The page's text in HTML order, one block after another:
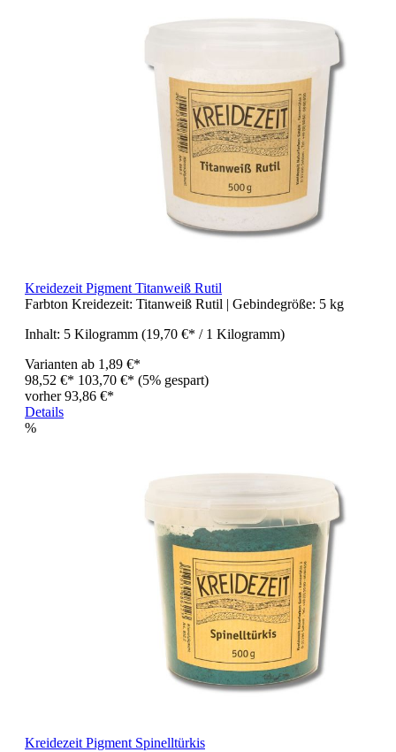
Kreidezeit Pigment Titanweiß Rutil
Farbton Kreidezeit: Titanweiß Rutil | Gebindegröße: 5 kg
Inhalt: 5 Kilogramm (19,70 €* / 1 Kilogramm)
Varianten ab 1,89 €*
98,52 €* 103,70 €* (5% gespart)
vorher 93,86 €*
Details
%
Kreidezeit Pigment Spinelltürkis